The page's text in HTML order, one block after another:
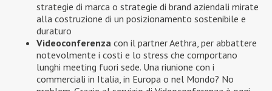
strategie di marca o strategie di brand aziendali mirate
alla costruzione di un posizionamento sostenibile e
duraturo
Videoconferenza con il partner Aethra, per abbattere
notevolmente i costi e lo stress che comportano
lunghi meeting fuori sede. Una riunione con i
commerciali in Italia, in Europa o nel Mondo? No